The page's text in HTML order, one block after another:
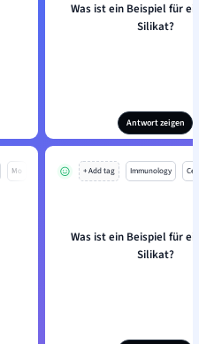
Was ist ein Beispiel für
Silikat?
Antwort zeigen
Mo + Add tag Immunology
Was ist ein Beispiel für
Silikat?